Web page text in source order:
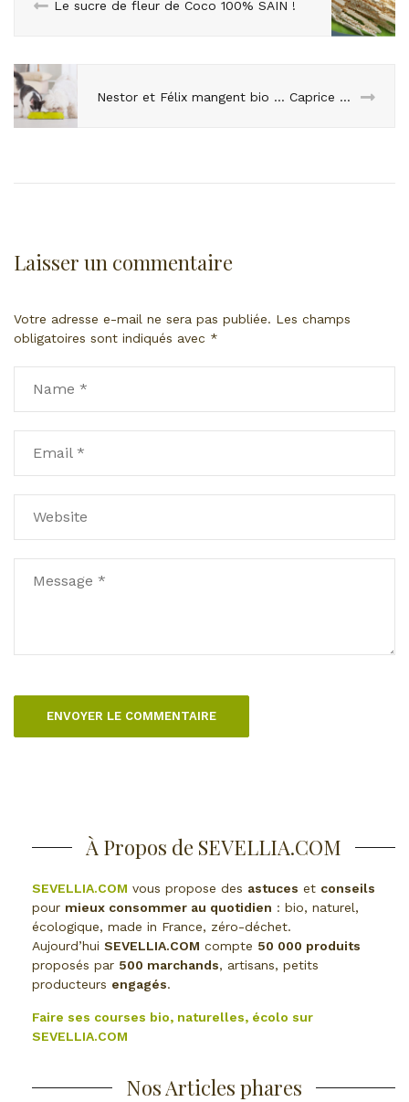
Le sucre de fleur de Coco 100% SAIN !
Nestor et Félix mangent bio … Caprice de riche ou nécessité sanitaire ?
Laisser un commentaire
Votre adresse e-mail ne sera pas publiée. Les champs
obligatoires sont indiqués avec *
À Propos de SEVELLIA.COM
SEVELLIA.COM vous propose des astuces et conseils
pour mieux consommer au quotidien : bio, naturel,
écologique, made in France, zéro-déchet.
Aujourd’hui SEVELLIA.COM compte 50 000 produits
proposés par 500 marchands, artisans, petits
producteurs engagés.
Faire ses courses bio, naturelles, écolo sur
SEVELLIA.COM
Nos Articles phares